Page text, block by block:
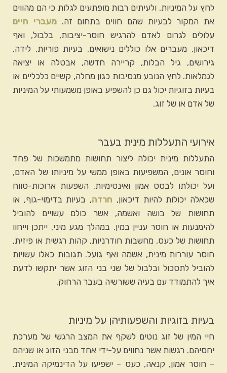
לחץ על המיניות, ולעיתים רבות מופתעים לגלות כי הם מהווים
את המקור לבעיות שהם חווים בתחום זה.מעברי חיים
עלולים לגרום לאדם להרגיש חוסר-יציבות, בלבול, ואף
דיכאון. מעברים אלו כוללים נישואים, בעיות פוריות, לידה,
גירושים, גיל הבלות, קריירה חדשה, אבטלה או יציאה
לגמלאות. לחץ הנובע מנסיבות כגון מחלה, קשיים כלכליים או
בעיות בזוגיות יכול גם כן להשפיע באופן משמעותי על המיניות
של אדם או של זוג.
אירועי התעללות מינית בעבר
התעללות מינית יכולה ליצור תחושות מתמשכות של פחד
וחוסר אונים, המשפיעות באופן ממשי על מיניותו של האדם,
ועל יכולתו לבסס אמון ואינטימיות. השפעות ארוכות-טווח
שכאלה יכולות להיות דיכאון, חרדה, בעיות בדימוי-גוף, או
תחושות של בושה ואשמה, אשר כולם עשויים להוביל
להימנעות או חוסר עניין במין. במהלך מגע מיני, ייתכן וייחוו
תחושות של כעס, מחשבות חודרניות, קהות רגשית או פיזית,
חוסר עוררות מינית, אשמה ואף גועל. תגובות כאלו עשויות
להוביל לתסכול ובלבול של שני בני הזוג אשר יתקשו לדעת
איך להתמודד עם בעיה ששורשיה בעבר הרחוק.
בעיות בזוגיות והשפעותיהן על מיניות
חיי המין של זוג נוטים לשקף את המצב הרגשי של מערכת
יחסיהם. רגשות אשר נחווים על-ידי אחד מבני הזוג או שניהם
– חוסר אמון, קנאה, כעס – ישפיעו על הדינמיקה המינית.